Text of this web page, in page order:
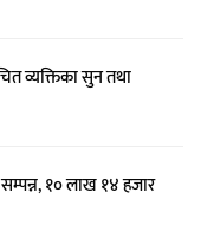
व्यक्तिका सुन तथा
१० लाख १४ हजार